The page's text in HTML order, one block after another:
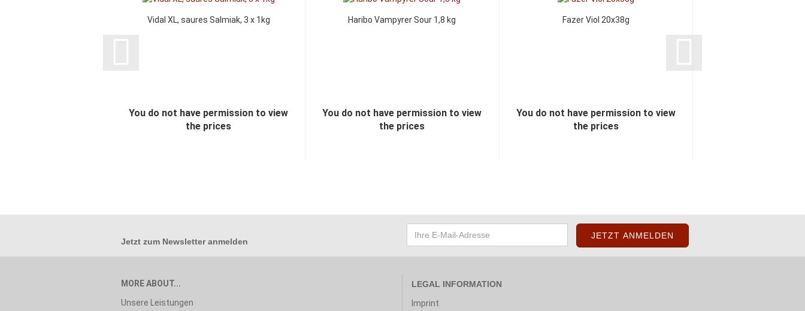
Vidal XL, saures Salmiak, 3 x 1kg
You do not have permission to view
the prices
Haribo Vampyrer Sour 1,8 kg
You do not have permission to view
the prices
Fazer Viol 20x38g
You do not have permission to view
the prices
Jetzt zum Newsletter anmelden
MORE ABOUT...
Unsere Leistungen
LEGAL INFORMATION
Imprint